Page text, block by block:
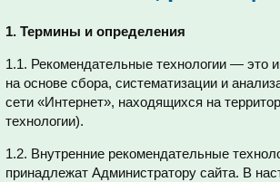
1. Термины и определения
1.1. Рекомендательные технологии — это
на основе сбора, систематизации и
сети «Интернет», находящихся на
технологии).
1.2. Внутренние рекомендательные
принадлежат Администратору сайта. В